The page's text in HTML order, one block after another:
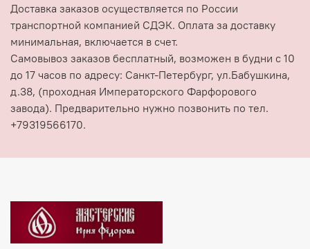
Доставка заказов осуществляется по России
транспортной компанией СДЭК. Оплата за доставку
минимальная, включается в счет.
Самовывоз заказов бесплатный, возможен в будни с 10
до 17 часов по адресу: Санкт-Петербург, ул.Бабушкина,
д.38, (проходная Императорского Фарфорового
завода). Предварительно нужно позвонить по тел.
+79319566170.